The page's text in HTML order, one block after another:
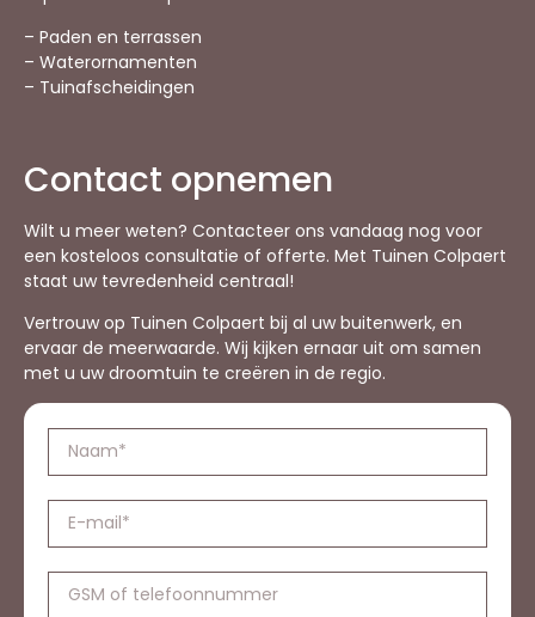
– Paden en terrassen
– Waterornamenten
– Tuinafscheidingen
Contact opnemen
Wilt u meer weten? Contacteer ons vandaag nog voor
een kosteloos consultatie of offerte. Met Tuinen Colpaert
staat uw tevredenheid centraal!
Vertrouw op Tuinen Colpaert bij al uw buitenwerk, en
ervaar de meerwaarde. Wij kijken ernaar uit om samen
met u uw droomtuin te creëren in de regio.